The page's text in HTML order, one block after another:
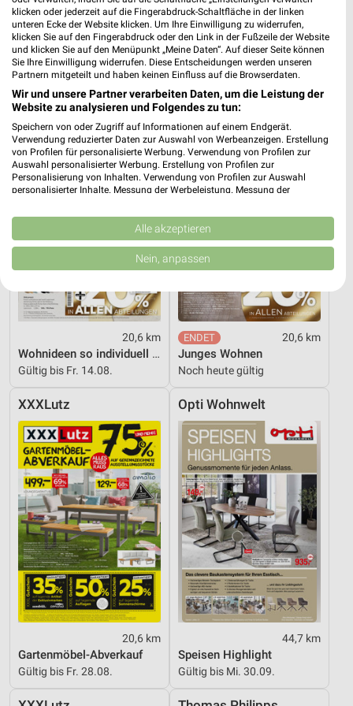
44,7 km
Küchentrends
Gültig bis Mi. 30.09.
6,2 km
Angebote ab 03.08.
Noch morgen gültig
XXXLutz
20,6 km
Wohnideen so individuell wie du!
Gültig bis Fr. 14.08.
XXXLutz
20,6 km
Junges Wohnen
Noch heute gültig
XXXLutz
20,6 km
Gartenmöbel-Abverkauf
Gültig bis Fr. 28.08.
Opti Wohnwelt
44,7 km
Speisen Highlight
Gültig bis Mi. 30.09.
klicken oder jederzeit auf die Fingerabdruck-Schaltfläche in der linken
unteren Ecke der Website klicken. Um Ihre Einwilligung zu widerrufen,
klicken Sie auf den Fingerabdruck oder den Link in der Fußzeile der Website
und klicken Sie auf den Menüpunkt „Meine Daten“. Auf dieser Seite können
Sie Ihre Einwilligung widerrufen. Diese Entscheidungen werden unseren
Partnern mitgeteilt und haben keinen Einfluss auf die Browserdaten.
Wir und unsere Partner verarbeiten Daten, um die Leistung der
Website zu analysieren und Folgendes zu tun:
Speichern von oder Zugriff auf Informationen auf einem Endgerät.
Verwendung reduzierter Daten zur Auswahl von Werbeanzeigen. Erstellung
von Profilen für personalisierte Werbung. Verwendung von Profilen zur
Auswahl personalisierter Werbung. Erstellung von Profilen zur
Personalisierung von Inhalten. Verwendung von Profilen zur Auswahl
personalisierter Inhalte. Messung der Werbeleistung. Messung der
Kombinationen von Daten aus verschiedenen Quellen. Entwicklung und
Verbesserung der Angebote. Verwendung reduzierter Daten zur Auswahl
von Inhalten.
Daten können außerhalb der Europäischen Union weitergegeben und in die
Website/App.
Partnerliste anzeigen (1 IAB-Anbieter)
Wir nutzen Ihre Daten für folgende Zwecke:
IAB-Verarbeitungszwecke:
Speichern von oder Zugriff auf Informationen
Verwendung reduzierter Daten zur Auswahl von
Werbeanzeigen
Erstellung von Profilen für personalisierte
Werbung
Verwendung von Profilen zur Auswahl
personalisierter Werbung
Erstellung von Profilen zur Personalisierung
von Inhalten
Verwendung von Profilen zur Auswahl
personalisierter Inhalte
Messung der Werbeleistung
Alle akzeptieren
Nein, anpassen